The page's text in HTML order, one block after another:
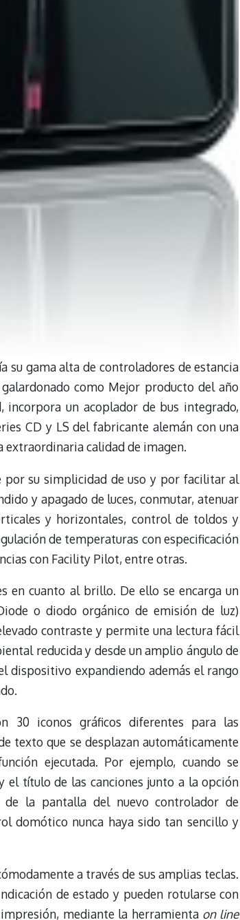
su gama alta de controladores de estancia
como Mejor producto del año
incorpora un acoplador de bus integrado,
CD y LS del fabricante alemán con una
extraordinaria calidad de imagen.
por su simplicidad de uso y por facilitar al
y apagado de luces, conmutar, atenuar
y horizontales, control de toldos y
de temperaturas con especificación
con Facility Pilot, entre otras.
en cuanto al brillo. De ello se encarga un
o diodo orgánico de emisión de luz)
contraste y permite una lectura fácil
reducida y desde un amplio ángulo de
dispositivo expandiendo además el rango
30 iconos gráficos diferentes para las
texto que se desplazan automáticamente
ejecutada. Por ejemplo, cuando se
el título de las canciones junto a la opción
de la pantalla del nuevo controlador de
domótico nunca haya sido tan sencillo y
a través de sus amplias teclas.
de estado y pueden rotularse con
mediante la herramienta on line